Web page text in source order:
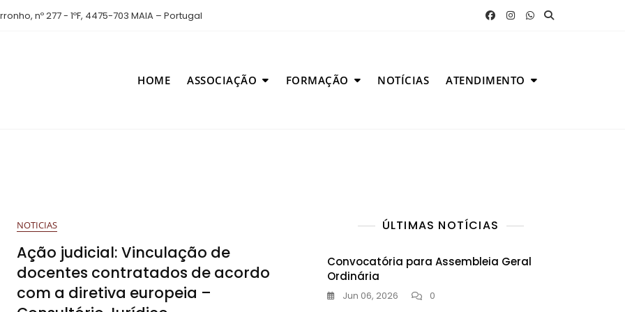
nº 277 - 1ºF, 4475-703 MAIA – Portugal
HOME ASSOCIAÇÃO FORMAÇÃO NOTÍCIAS ATENDIMENTO
NOTICIAS
Ação judicial: Vinculação de
docentes contratados de acordo
com a diretiva europeia –
ÚLTIMAS NOTÍCIAS
Convocatória para Assembleia Geral
Ordinária
Jun 06, 2026 0